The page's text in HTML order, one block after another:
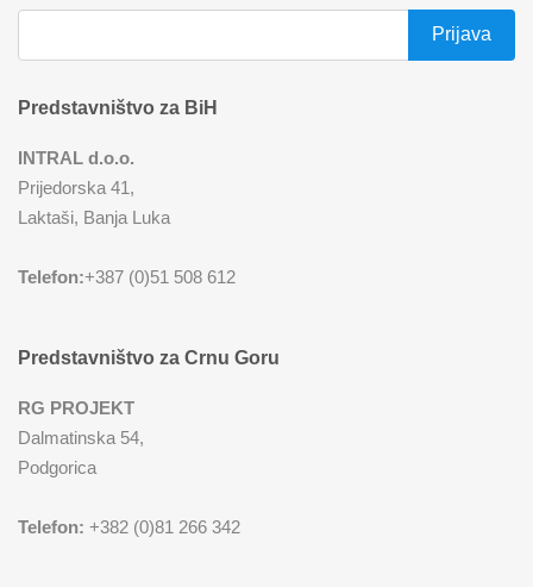
ZAČINSKI SETOVI
Predstavništvo za BiH
INTRAL d.o.o.
Prijedorska 41,
Laktaši, Banja Luka
Telefon:+387 (0)51 508 612
Predstavništvo za Crnu Goru
RG PROJEKT
Dalmatinska 54,
Podgorica
Telefon: +382 (0)81 266 342